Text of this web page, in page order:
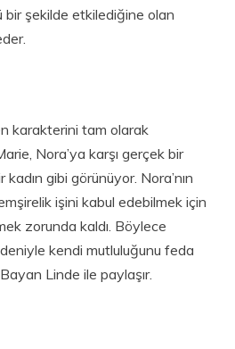
bir şekilde etkilediğine olan
karakterini tam olarak
Nora’ya karşı gerçek bir
gibi görünüyor. Nora’nın
işini kabul edebilmek için
zorunda kaldı. Böylece
kendi mutluluğunu feda
Linde ile paylaşır.